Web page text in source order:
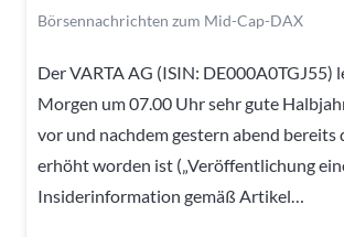
Börsennachrichten zum Mid-Cap-DAX
Der VARTA AG (ISIN: DE000A0TGJ55)
Morgen um 07.00 Uhr sehr gute
vor und nachdem gestern abend bereits
erhöht worden ist („Veröffentlichung
Insiderinformation gemäß Artikel…